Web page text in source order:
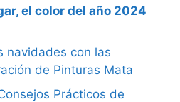
el color del año 2024
navidades con las
de Pinturas Mata
Prácticos de